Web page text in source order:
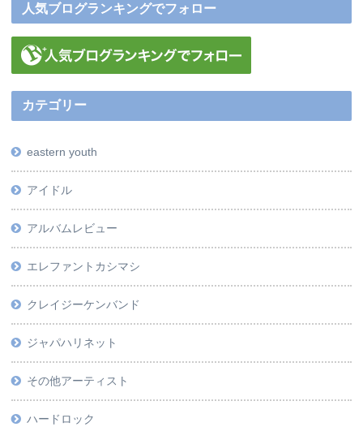
人気ブログランキングでフォロー
カテゴリー
eastern youth
アイドル
アルバムレビュー
エレファントカシマシ
クレイジーケンバンド
ジャパハリネット
その他アーティスト
ハードロック